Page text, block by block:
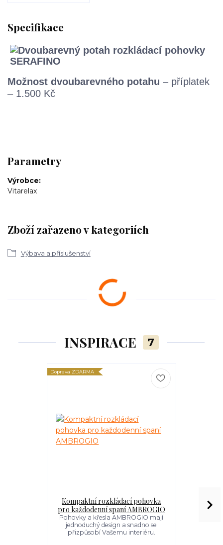
Specifikace
Možnost dvoubarevného potahu – příplatek
– 1.500 Kč
Parametry
Výrobce
Vitarelax
Zboží zařazeno v kategoriích
Výbava a příslušenství
INSPIRACE 7
Doprava ZDARMA
Kompaktní rozkládací pohovka
pro každodenní spaní AMBROGIO
Pohovky a křesla AMBROGIO mají
jednoduchý design a snadno se
přizpůsobí Vašemu interiéru.